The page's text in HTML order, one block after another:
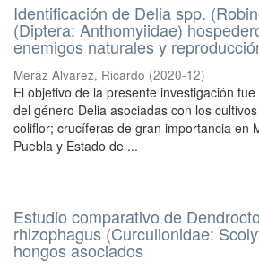
Identificación de Delia spp.
(Diptera: Anthomyiidae)
enemigos naturales y
Meráz Alvarez, Ricardo (2020-12)
El objetivo de la presente investigación
del género Delia asociadas con los
coliflor; crucíferas de gran importancia en
Puebla y Estado de ...
Estudio comparativo de
rhizophagus (Curculionidae:
hongos asociados